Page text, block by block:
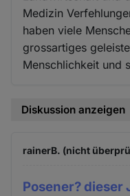
Medizin
haben viele
grossartiges
Menschlichkeit und
Diskussion anzeigen
rainerB. (nicht
Posener? dieser